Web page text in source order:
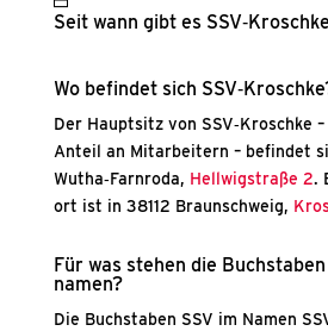
Seit wann gibt es
Wo befin­det sich
Der Haupt­sitz von SSV‑Kroschke
Anteil an Mit­ar­bei­tern – befin­det
Wutha‑Farnroda, Hell­wig­stra­ße 2.
ort ist in 38112 Braun­schweig,
Für was ste­hen die
na­men?
Die Buch­sta­ben SSV im Namen